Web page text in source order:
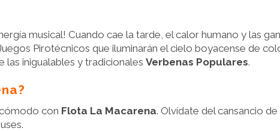
musical! Cuando cae la tarde, el calor humano y las
Pirotécnicos que iluminarán el cielo boyacense de
inigualables y tradicionales Verbenas Populares.
con Flota La Macarena. Olvídate del cansancio